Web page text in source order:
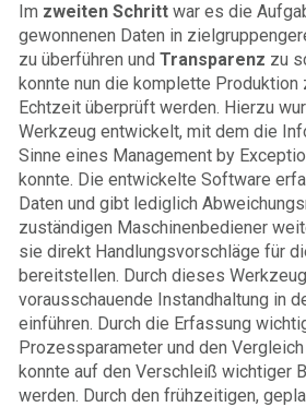
Im zweiten Schritt war es die
gewonnenen Daten in
zu überführen und Transparenz zu
konnte nun die komplette Produktion
Echtzeit überprüft werden. Hierzu
Werkzeug entwickelt, mit dem die
Sinne eines Management by
konnte. Die entwickelte Software
Daten und gibt lediglich
zuständigen Maschinenbediener
sie direkt Handlungsvorschläge für
bereitstellen. Durch dieses
vorausschauende Instandhaltung in
einführen. Durch die Erfassung
Prozessparameter und den
konnte auf den Verschleiß wichtiger
werden. Durch den frühzeitigen,